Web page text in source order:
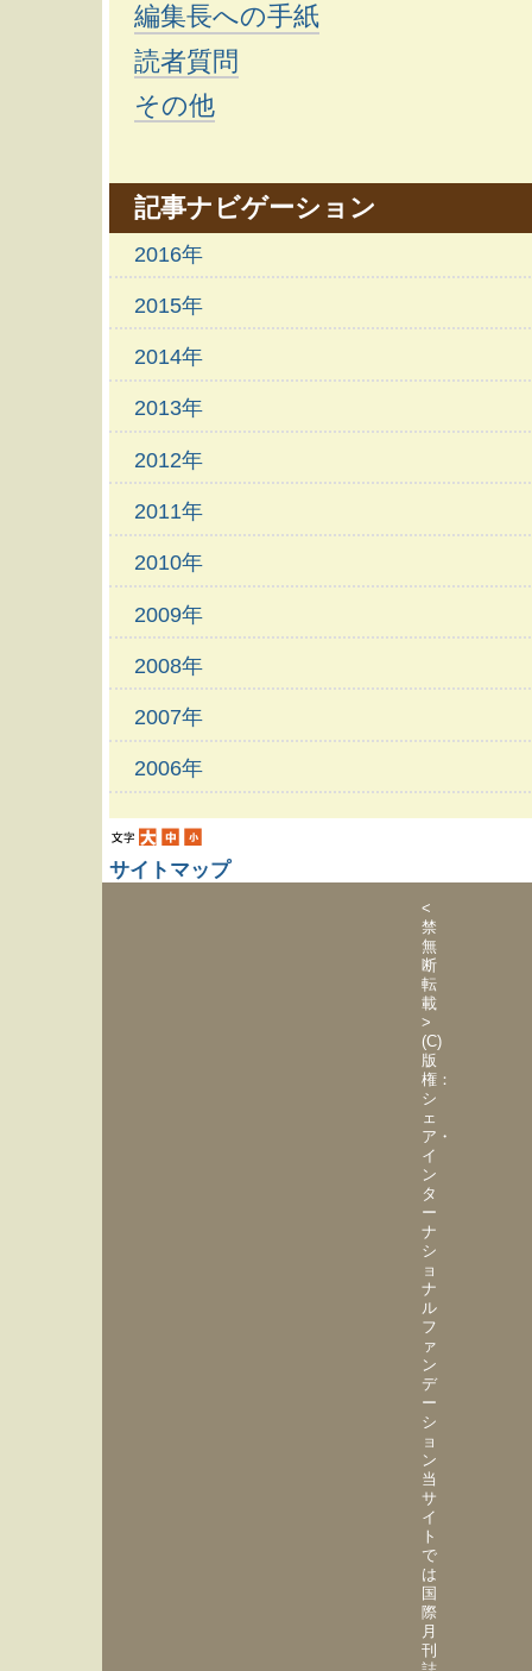
シ
ョ
ン
に
飛
ぶ
編集長への手紙
読者質問
その他
記事ナビゲーション
2016年
2015年
2014年
2013年
2012年
2011年
2010年
2009年
2008年
2007年
2006年
サイトマップ
<
禁
無
断
転
載
>
(C)
版
権：
シ
ェ
ア・
イ
ン
タ
ー
ナ
シ
ョ
ナ
ル
フ
ァ
ン
デ
ー
シ
ョ
ン
当
サ
イ
ト
で
は
国
際
月
刊